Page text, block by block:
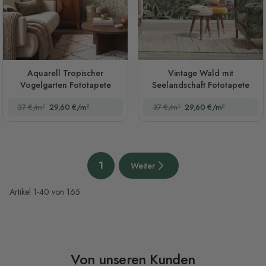
Aquarell Tropischer
Vogelgarten Fototapete
37 €/m² 29,60 €/m²
Vintage Wald mit
Seelandschaft Fototapete
37 €/m² 29,60 €/m²
Artikel 1-40 von 165
Sie lesen gerade die Seite
1 Nächste Seite
Weiter
Von unseren Kunden